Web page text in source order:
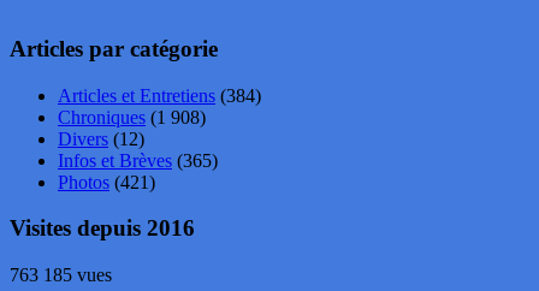
Articles par catégorie
Articles et Entretiens (384)
Chroniques (1 908)
Divers (12)
Infos et Brèves (365)
Photos (421)
Visites depuis 2016
763 185 vues